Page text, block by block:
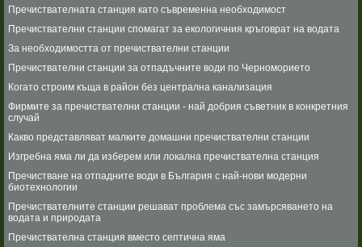
Пречиствателната станция като съвременна необходимост
Пречиствателни станции спомагат за екологичния кръговрат на водата
За необходимостта от пречиствателни станции
Пречиствателни станции за отпадъчните води по Черноморието
Когато строим къща в район без централна канализация
Фирмите за пречиствателни станции - най добрия съветник в конкретния
случай
Какво представляват малките домашни пречиствателни станции
Изгребна яма ли да изберем или локална пречиствателна станция
Пречистване на отпадните води в България с най-нови модерни
биотехнологии
Пречиствателните станции решават проблема със замърсяването на
водата и природата
Пречиствателна станция вместо септична яма